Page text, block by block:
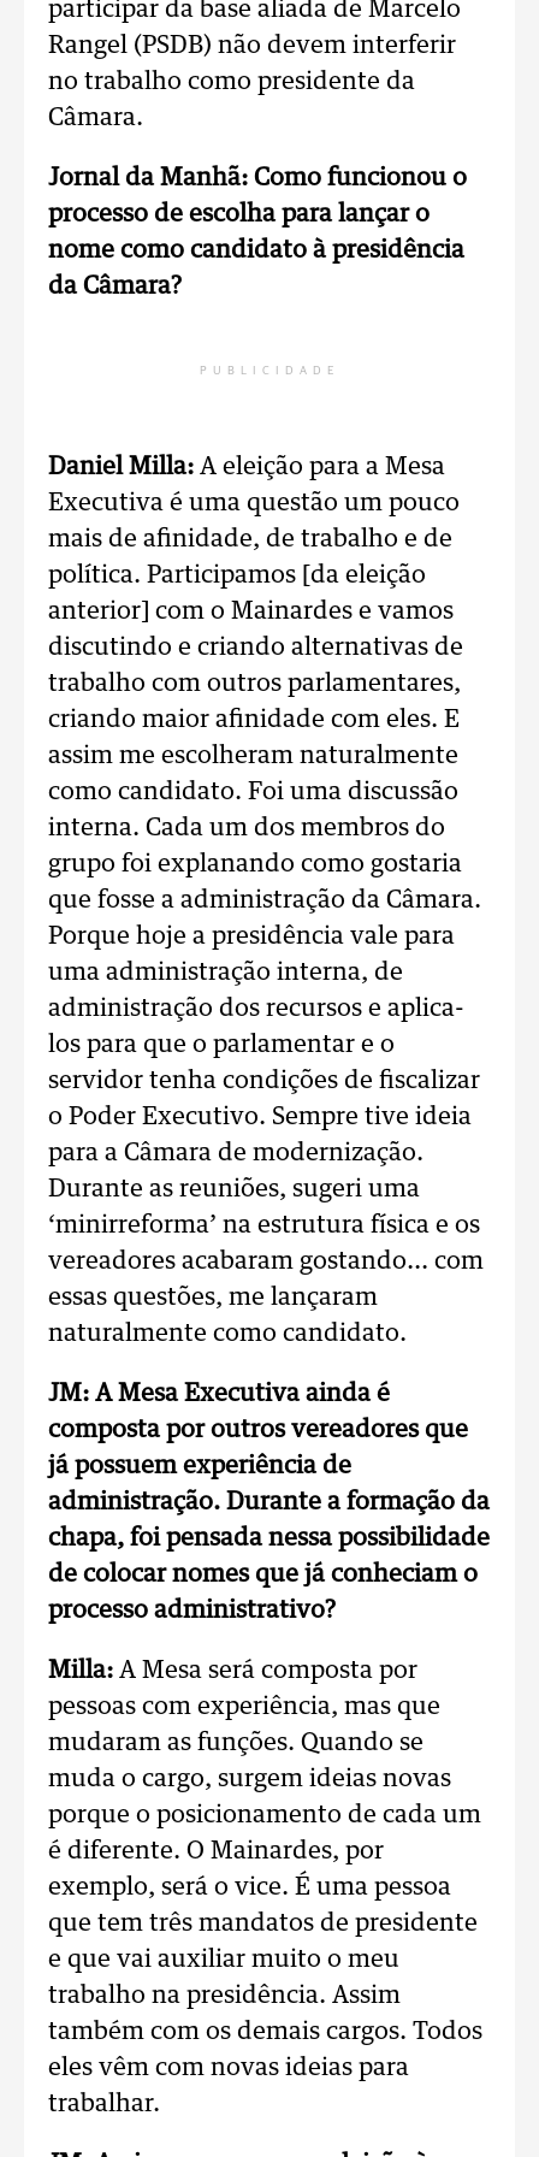
participar da base aliada de Marcelo
Rangel (PSDB) não devem interferir
no trabalho como presidente da
Câmara.
Jornal da Manhã: Como funcionou o
processo de escolha para lançar o
nome como candidato à presidência
da Câmara?
PUBLICIDADE
Daniel Milla: A eleição para a Mesa
Executiva é uma questão um pouco
mais de afinidade, de trabalho e de
política. Participamos [da eleição
anterior] com o Mainardes e vamos
discutindo e criando alternativas de
trabalho com outros parlamentares,
criando maior afinidade com eles. E
assim me escolheram naturalmente
como candidato. Foi uma discussão
interna. Cada um dos membros do
grupo foi explanando como gostaria
que fosse a administração da Câmara.
Porque hoje a presidência vale para
uma administração interna, de
administração dos recursos e aplica-
los para que o parlamentar e o
servidor tenha condições de fiscalizar
o Poder Executivo. Sempre tive ideia
para a Câmara de modernização.
Durante as reuniões, sugeri uma
‘minirreforma’ na estrutura física e os
vereadores acabaram gostando... com
essas questões, me lançaram
naturalmente como candidato.
JM: A Mesa Executiva ainda é
composta por outros vereadores que
já possuem experiência de
administração. Durante a formação da
chapa, foi pensada nessa possibilidade
de colocar nomes que já conheciam o
processo administrativo?
Milla: A Mesa será composta por
pessoas com experiência, mas que
mudaram as funções. Quando se
muda o cargo, surgem ideias novas
porque o posicionamento de cada um
é diferente. O Mainardes, por
exemplo, será o vice. É uma pessoa
que tem três mandatos de presidente
e que vai auxiliar muito o meu
trabalho na presidência. Assim
também com os demais cargos. Todos
eles vêm com novas ideias para
trabalhar.